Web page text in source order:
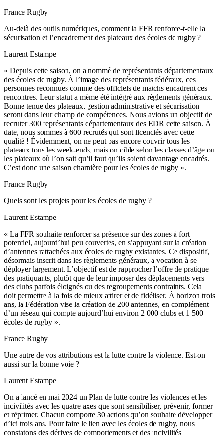
France Rugby
Au-delà des outils numériques, comment la FFR renforce-t-elle la
sécurisation et l’encadrement des plateaux des écoles de rugby ?
Laurent Estampe
« Depuis cette saison, on a nommé de représentants départementaux
des écoles de rugby. À l’image des représentants fédéraux, ces
personnes reconnues comme des officiels de matchs encadrent ces
rencontres. Leur statut a même été intégré aux règlements généraux.
Bonne tenue des plateaux, gestion administrative et sécurisation
seront dans leur champ de compétences. Nous avions un objectif de
recruter 300 représentants départementaux des EDR cette saison. À
date, nous sommes à 600 recrutés qui sont licenciés avec cette
qualité ! Évidemment, on ne peut pas encore couvrir tous les
plateaux tous les week-ends, mais on cible selon les classes d’âge ou
les plateaux où l’on sait qu’il faut qu’ils soient davantage encadrés.
C’est donc une saison charnière pour les écoles de rugby ».
France Rugby
Quels sont les projets pour les écoles de rugby ?
Laurent Estampe
« La FFR souhaite renforcer sa présence sur des zones à fort
potentiel, aujourd’hui peu couvertes, en s’appuyant sur la création
d’antennes rattachées aux écoles de rugby existantes. Ce dispositif,
désormais inscrit dans les règlements généraux, a vocation à se
déployer largement. L’objectif est de rapprocher l’offre de pratique
des pratiquants, plutôt que de leur imposer des déplacements vers
des clubs parfois éloignés ou des regroupements contraints. Cela
doit permettre à la fois de mieux attirer et de fidéliser. À horizon trois
ans, la Fédération vise la création de 200 antennes, en complément
d’un réseau qui compte aujourd’hui environ 2 000 clubs et 1 500
écoles de rugby ».
France Rugby
Une autre de vos attributions est la lutte contre la violence. Est-on
aussi sur la bonne voie ?
Laurent Estampe
On a lancé en mai 2024 un Plan de lutte contre les violences et les
incivilités avec les quatre axes que sont sensibiliser, prévenir, former
et réprimer. Chacun comporte 30 actions qu’on souhaite développer
d’ici trois ans. Pour faire le lien avec les écoles de rugby, nous
constatons des dérives de comportements et des incivilités